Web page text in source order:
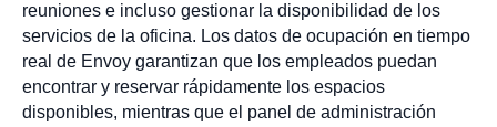
reuniones e incluso gestionar la disponibilidad de los
servicios de la oficina. Los datos de ocupación en tiempo
real de Envoy garantizan que los empleados puedan
encontrar y reservar rápidamente los espacios
disponibles, mientras que el panel de administración